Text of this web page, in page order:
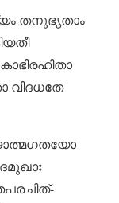
തനുഭൃതാം
വിദധതേ